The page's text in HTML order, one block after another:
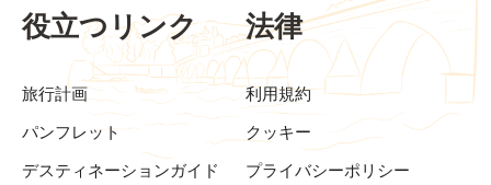
役立つリンク
旅行計画
パンフレット
デスティネーションガイド
法律
利用規約
クッキー
プライバシーポリシー